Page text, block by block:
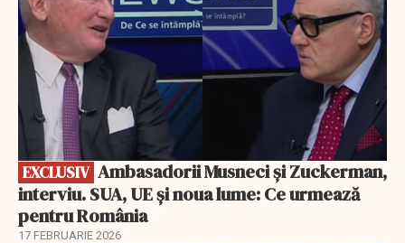
EXCLUSIV
interviu. SUA, UE și noua lume: Ce urmează
pentru România
17 FEBRUARIE 2026